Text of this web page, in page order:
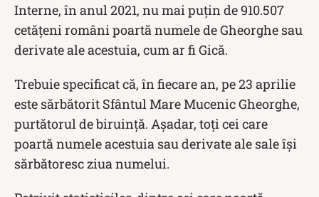
Interne, în anul 2021, nu mai puțin de 910.507
cetățeni români poartă numele de Gheorghe sau
derivate ale acestuia, cum ar fi Gică.
Trebuie specificat că, în fiecare an, pe 23 aprilie
este sărbătorit Sfântul Mare Mucenic Gheorghe,
purtătorul de biruinţă. Așadar, toți cei care
poartă numele acestuia sau derivate ale sale își
sărbătoresc ziua numelui.